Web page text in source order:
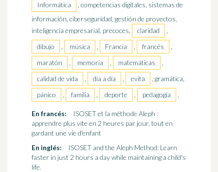
Informática
, competencias digitales, sistemas de
información, ciberseguridad, gestión de proyectos,
inteligencia empresarial, precoces,
claridad
,
dibujo
, música , Francia , francés
,
maratón
, memoria , matemáticas
,
calidad de vida
, día a día , evita
, gramática,
pánico
, familia , deporte , pedagogía ,
En francés:
ISOSET et la méthode Aleph :
apprendre plus vite en 2 heures par jour, tout en
gardant une vie d'enfant
En inglés:
ISOSET and the Aleph Method: Learn
faster in just 2 hours a day while maintaining a child's
life.